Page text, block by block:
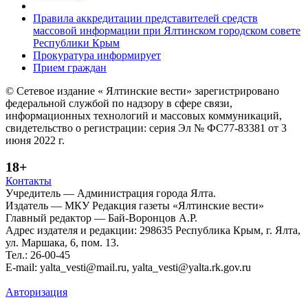
Правила аккредитации представителей средств
массовой информации при Ялтинском городском совете
Республики Крым
Прокуратура информирует
Прием граждан
© Сетевое издание « Ялтинские вести» зарегистрировано
федеральной службой по надзору в сфере связи,
информационных технологий и массовых коммуникаций,
свидетельство о регистрации: серия Эл № ФС77-83381 от 3
июня 2022 г.
18+
Контакты
Учредитель — Администрация города Ялта.
Издатель — МКУ Редакция газеты «Ялтинские вести»
Главный редактор — Бай-Воронцов А.Р.
Адрес издателя и редакции: 298635 Республика Крым, г. Ялта,
ул. Маршака, 6, пом. 13.
Тел.: 26-00-45
E-mail: yalta_vesti@mail.ru, yalta_vesti@yalta.rk.gov.ru
Авторизация